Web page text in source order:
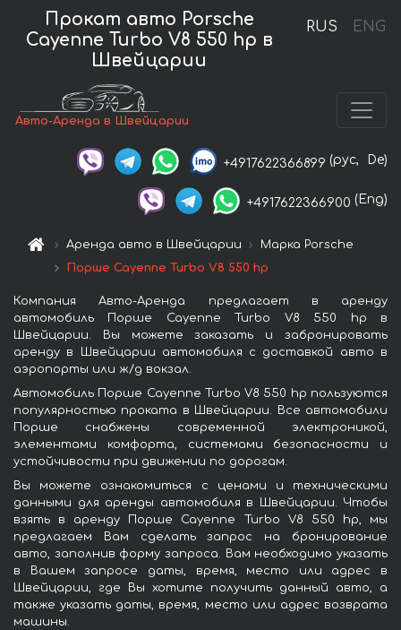
RUS ENG
Прокат авто Porsche
Cayenne Turbo V8 550 hp в
Швейцарии
Авто-Аренда в Швейцарии
+4917622366899 (рус, De)
+4917622366900 (Eng)
Аренда авто в Швейцарии
Марка Porsche
Порше Cayenne Turbo V8 550 hp
Компания Авто-Аренда предлагает в аренду
автомобиль Порше Cayenne Turbo V8 550 hp в
Швейцарии. Вы можете заказать и забронировать
аренду в Швейцарии автомобиля с доставкой авто в
аэропорты или ж/д вокзал.
Автомобиль Порше Cayenne Turbo V8 550 hp пользуются
популярностью проката в Швейцарии. Все автомобили
Порше снабжены современной электроникой,
элементами комфорта, системами безопасности и
устойчивости при движении по дорогам.
Вы можете ознакомиться с ценами и техническими
данными для аренды автомобиля в Швейцарии. Чтобы
взять в аренду Порше Cayenne Turbo V8 550 hp, мы
предлагаем Вам сделать запрос на бронирование
авто, заполнив форму запроса. Вам необходимо указать
в Вашем запросе даты, время, место или адрес в
Швейцарии, где Вы хотите получить данный авто, а
также указать даты, время, место или адрес возврата
машины.